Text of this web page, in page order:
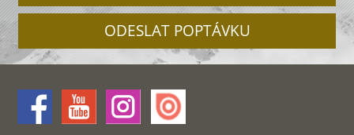
ODESLAT POPTÁVKU